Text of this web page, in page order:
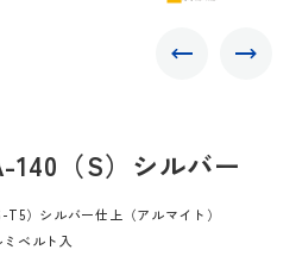
140（S）シルバー
T5）シルバー仕上（アルマイト）
ベルト入